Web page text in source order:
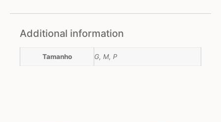
Additional information
Tamanho G, M, P